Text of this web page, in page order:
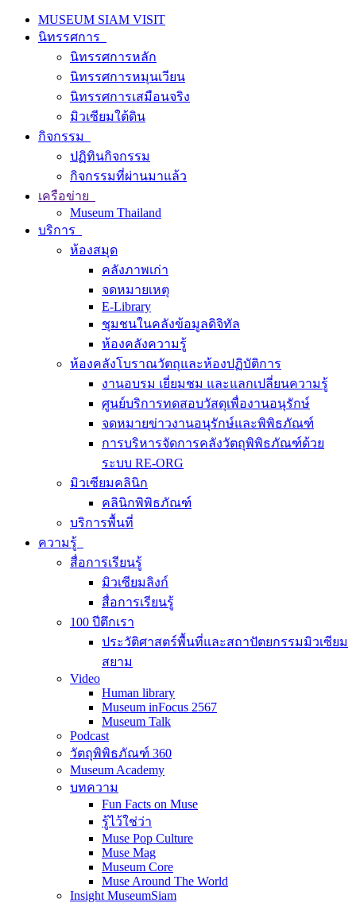
MUSEUM SIAM VISIT
นิทรรศการ
นิทรรศการหลัก
นิทรรศการหมุนเวียน
นิทรรศการเสมือนจริง
มิวเซียมใต้ดิน
กิจกรรม
ปฏิทินกิจกรรม
กิจกรรมที่ผ่านมาแล้ว
เครือข่าย
Museum Thailand
บริการ
ห้องสมุด
คลังภาพเก่า
จดหมายเหตุ
E-Library
ชุมชนในคลังข้อมูลดิจิทัล
ห้องคลังความรู้
ห้องคลังโบราณวัตถุและห้องปฏิบัติการ
งานอบรม เยี่ยมชม และแลกเปลี่ยนความรู้
ศูนย์บริการทดสอบวัสดุเพื่องานอนุรักษ์
จดหมายข่าวงานอนุรักษ์และพิพิธภัณฑ์
การบริหารจัดการคลังวัตถุพิพิธภัณฑ์ด้วย
ระบบ RE-ORG
มิวเซียมคลินิก
คลินิกพิพิธภัณฑ์
บริการพื้นที่
ความรู้
สื่อการเรียนรู้
มิวเซียมลิงก์
สื่อการเรียนรู้
100 ปีตึกเรา
ประวัติศาสตร์พื้นที่และสถาปัตยกรรมมิวเซียม
สยาม
Video
Human library
Museum inFocus 2567
Museum Talk
Podcast
วัตถุพิพิธภัณฑ์ 360
Museum Academy
บทความ
Fun Facts on Muse
รู้ไว้ใช่ว่า
Muse Pop Culture
Muse Mag
Museum Core
Muse Around The World
Insight MuseumSiam